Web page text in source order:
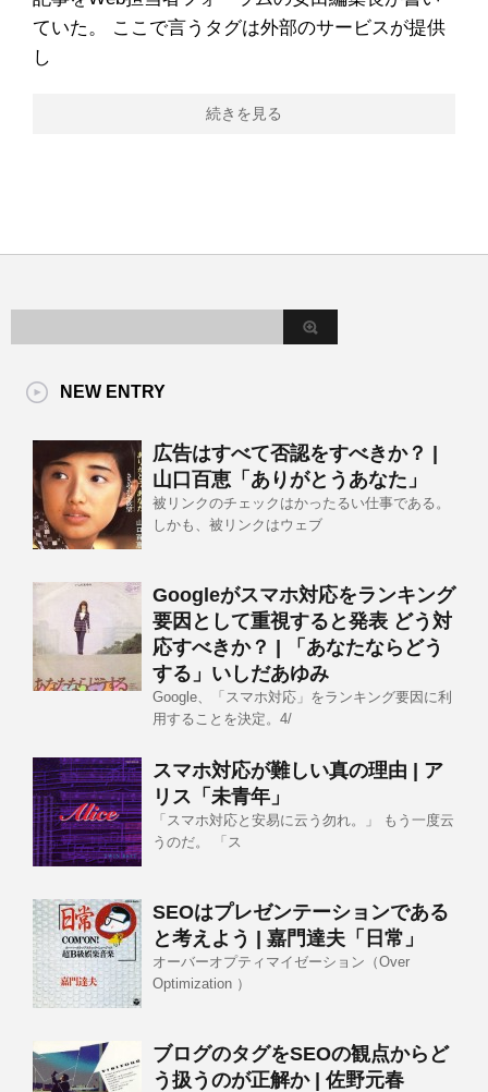
ていた。 ここで言うタグは外部のサービスが提供
し
続きを見る
NEW ENTRY
広告はすべて否認をすべきか？ |
山口百恵「ありがとうあなた」
被リンクのチェックはかったるい仕事である。
しかも、被リンクはウェブ
Googleがスマホ対応をランキング
要因として重視すると発表 どう対
応すべきか？ | 「あなたならどう
する」いしだあゆみ
Google、「スマホ対応」をランキング要因に利
用することを決定。4/
スマホ対応が難しい真の理由 | ア
リス「未青年」
「スマホ対応と安易に云う勿れ。」 もう一度云
うのだ。 「ス
SEOはプレゼンテーションである
と考えよう | 嘉門達夫「日常」
オーバーオプティマイゼーション（Over
Optimization ）
ブログのタグをSEOの観点からど
う扱うのが正解か | 佐野元春